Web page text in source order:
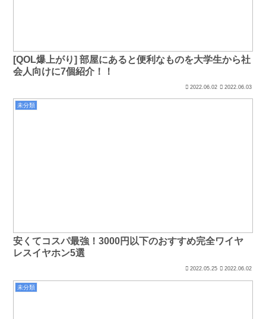
[QOL爆上がり] 部屋にあると便利なものを大学生から社
会人向けに7個紹介！！
2022.06.02 2022.06.03
未分類
安くてコスパ最強！3000円以下のおすすめ完全ワイヤ
レスイヤホン5選
2022.05.25 2022.06.02
未分類